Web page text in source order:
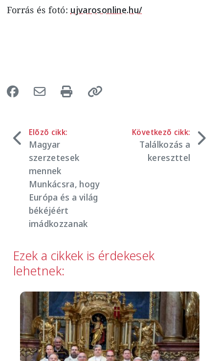
Forrás és fotó: ujvarosonline.hu/
Előző cikk:
Magyar
szerzetesek
mennek
Munkácsra, hogy
Európa és a világ
békéjéért
imádkozzanak
Következő cikk:
Találkozás a
kereszttel
Ezek a cikkek is érdekesek
lehetnek:
Image